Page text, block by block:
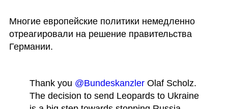
Многие европейские политики немедленно
отреагировали на решение правительства
Германии.
Thank you @Bundeskanzler Olaf Scholz.
The decision to send Leopards to Ukraine